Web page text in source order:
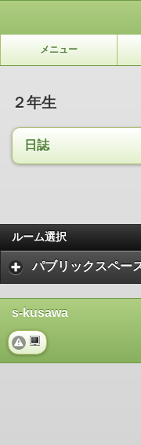
メニュー
２年生
日誌
ルーム選択
パブリックスペー
s-kusawa